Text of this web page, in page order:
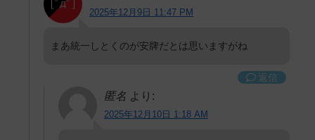
2025年12月9日 11:47 PM
まあ統一しとくのが安牌だとは思いますがね
返信
匿名 より:
2025年12月10日 1:18 AM